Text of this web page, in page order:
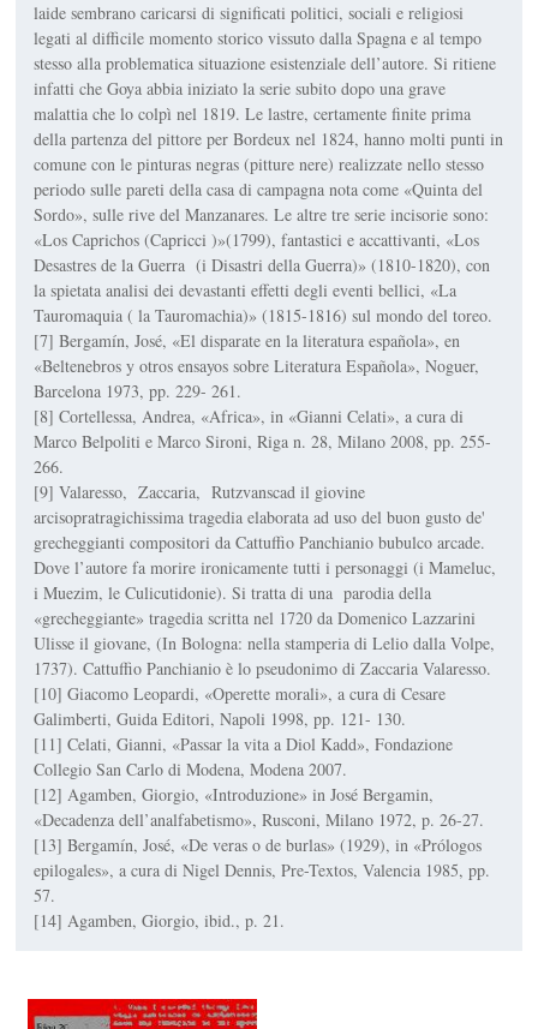
laide sembrano caricarsi di significati politici, sociali e religiosi
legati al difficile momento storico vissuto dalla Spagna e al tempo
stesso alla problematica situazione esistenziale dell’autore. Si ritiene
infatti che Goya abbia iniziato la serie subito dopo una grave
malattia che lo colpì nel 1819. Le lastre, certamente finite prima
della partenza del pittore per Bordeux nel 1824, hanno molti punti in
comune con le pinturas negras (pitture nere) realizzate nello stesso
periodo sulle pareti della casa di campagna nota come «Quinta del
Sordo», sulle rive del Manzanares. Le altre tre serie incisorie sono:
«Los Caprichos (Capricci )»(1799), fantastici e accattivanti, «Los
Desastres de la Guerra (i Disastri della Guerra)» (1810-1820), con
la spietata analisi dei devastanti effetti degli eventi bellici, «La
Tauromaquia ( la Tauromachia)» (1815-1816) sul mondo del toreo.
[7] Bergamín, José, «El disparate en la literatura española», en
«Beltenebros y otros ensayos sobre Literatura Española», Noguer,
Barcelona 1973, pp. 229- 261.
[8] Cortellessa, Andrea, «Africa», in «Gianni Celati», a cura di
Marco Belpoliti e Marco Sironi, Riga n. 28, Milano 2008, pp. 255-
266.
[9] Valaresso, Zaccaria, Rutzvanscad il giovine
arcisopratragichissima tragedia elaborata ad uso del buon gusto de'
grecheggianti compositori da Cattuffio Panchianio bubulco arcade.
Dove l’autore fa morire ironicamente tutti i personaggi (i Mameluc,
i Muezim, le Culicutidonie). Si tratta di una parodia della
«grecheggiante» tragedia scritta nel 1720 da Domenico Lazzarini
Ulisse il giovane, (In Bologna: nella stamperia di Lelio dalla Volpe,
1737). Cattuffio Panchianio è lo pseudonimo di Zaccaria Valaresso.
[10] Giacomo Leopardi, «Operette morali», a cura di Cesare
Galimberti, Guida Editori, Napoli 1998, pp. 121- 130.
[11] Celati, Gianni, «Passar la vita a Diol Kadd», Fondazione
Collegio San Carlo di Modena, Modena 2007.
[12] Agamben, Giorgio, «Introduzione» in José Bergamin,
«Decadenza dell’analfabetismo», Rusconi, Milano 1972, p. 26-27.
[13] Bergamín, José, «De veras o de burlas» (1929), in «Prólogos
epilogales», a cura di Nigel Dennis, Pre-Textos, Valencia 1985, pp.
57.
[14] Agamben, Giorgio, ibid., p. 21.